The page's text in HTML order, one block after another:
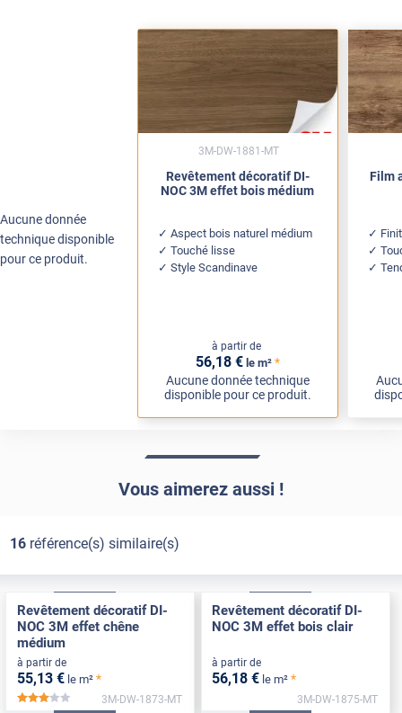
Aucune donnée
technique disponible
pour ce produit.
Revêtement décoratif DI-
NOC 3M effet bois médium
Aspect bois naturel médium
Touché lisse
Style Scandinave
à partir de
56,18 € le m² *
Aucune donnée technique
disponible pour ce produit.
3M-DW-1881-MT
Film
Vous aimerez aussi !
16référence(s) similaire(s)
Revêtement décoratif DI-
NOC 3M effet chêne
médium
à partir de
55,13 € le m² *
*****
3M-DW-1873-MT
Revêtement décoratif DI-
NOC 3M effet bois clair
à partir de
56,18 € le m² *
3M-DW-1875-MT